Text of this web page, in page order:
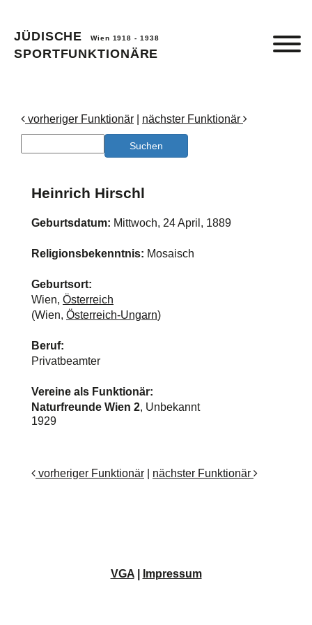
JÜDISCHE Wien 1918 - 1938
SPORTFUNKTIONÄRE
vorheriger Funktionär nächster Funktionär
Heinrich Hirschl
Geburtsdatum: Mittwoch, 24 April, 1889
Religionsbekenntnis: Mosaisch
Geburtsort:
Wien, Österreich
(Wien, Österreich-Ungarn)
Beruf:
Privatbeamter
Vereine als Funktionär:
Naturfreunde Wien 2, Unbekannt
1929
vorheriger Funktionär nächster Funktionär
VGA| Impressum